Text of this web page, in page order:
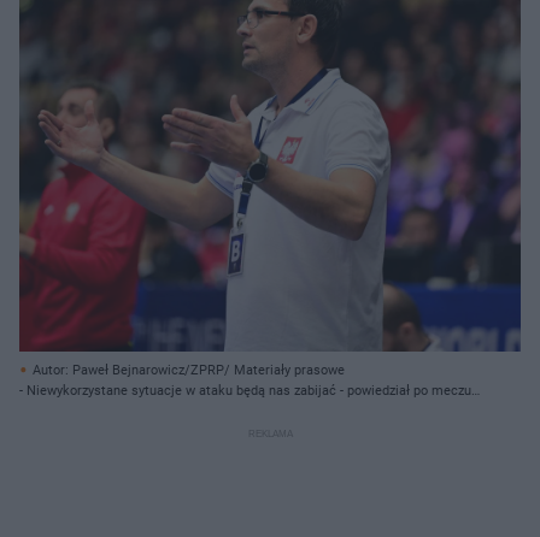
Autor: Paweł Bejnarowicz/ZPRP/ Materiały prasowe
- Niewykorzystane sytuacje w ataku będą nas zabijać - powiedział po meczu z